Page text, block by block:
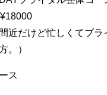
近だけど忙しくてブラ
。）
ス